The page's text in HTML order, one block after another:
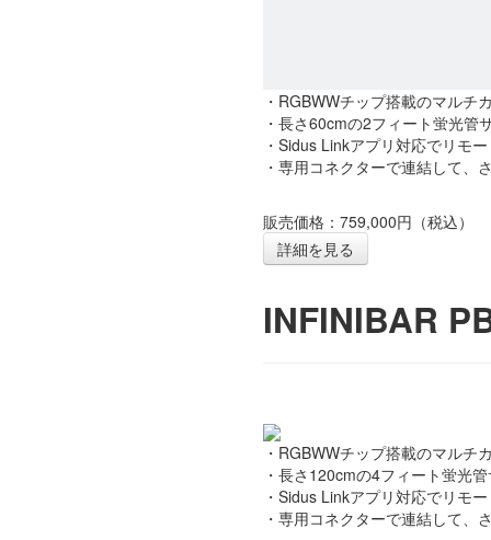
・RGBWWチップ搭載のマルチ
・長さ60cmの2フィート蛍光管
・Sidus Linkアプリ対応でリモ
・専用コネクターで連結して、
販売価格：759,000円（税込）
詳細を見る
INFINIBAR
・RGBWWチップ搭載のマルチ
・長さ120cmの4フィート蛍光
・Sidus Linkアプリ対応でリモ
・専用コネクターで連結して、